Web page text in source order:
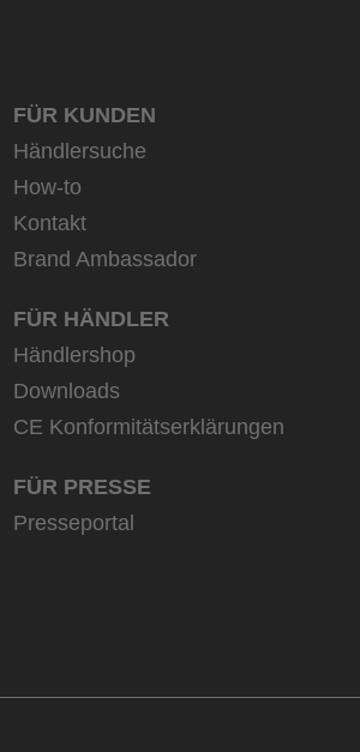
FÜR KUNDEN
Händlersuche
How-to
Kontakt
Brand Ambassador
FÜR HÄNDLER
Händlershop
Downloads
CE Konformitätserklärungen
FÜR PRESSE
Presseportal